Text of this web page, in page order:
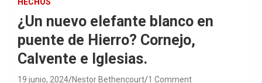
¿Un nuevo elefante blanco en
puente de Hierro? Cornejo,
Calvente e Iglesias.
19 junio, 2024 Nestor Bethencourt 1 Comment